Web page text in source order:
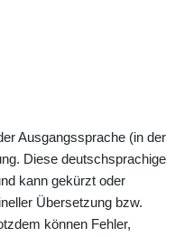
Ausgangssprache (in der
Diese deutschsprachige
kann gekürzt oder
Übersetzung bzw.
können Fehler,